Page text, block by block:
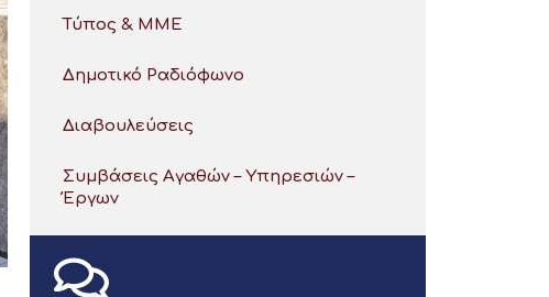
Τύπος & ΜΜΕ
Δημοτικό Ραδιόφωνο
Διαβουλεύσεις
Συμβάσεις Αγαθών – Υπηρεσιών –
Έργων